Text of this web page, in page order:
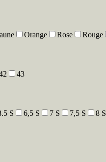
Orange Rose Rouge
43
S 6,5 S 7 S 7,5 S 8 S